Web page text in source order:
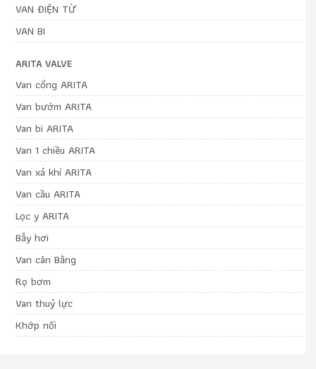
VAN ĐIỆN TỪ
VAN BI
ARITA VALVE
Van cổng ARITA
Van bướm ARITA
Van bi ARITA
Van 1 chiều ARITA
Van xả khí ARITA
Van cầu ARITA
Lọc y ARITA
Bẫy hơi
Van cân Bằng
Rọ bơm
Van thuỷ lực
Khớp nối